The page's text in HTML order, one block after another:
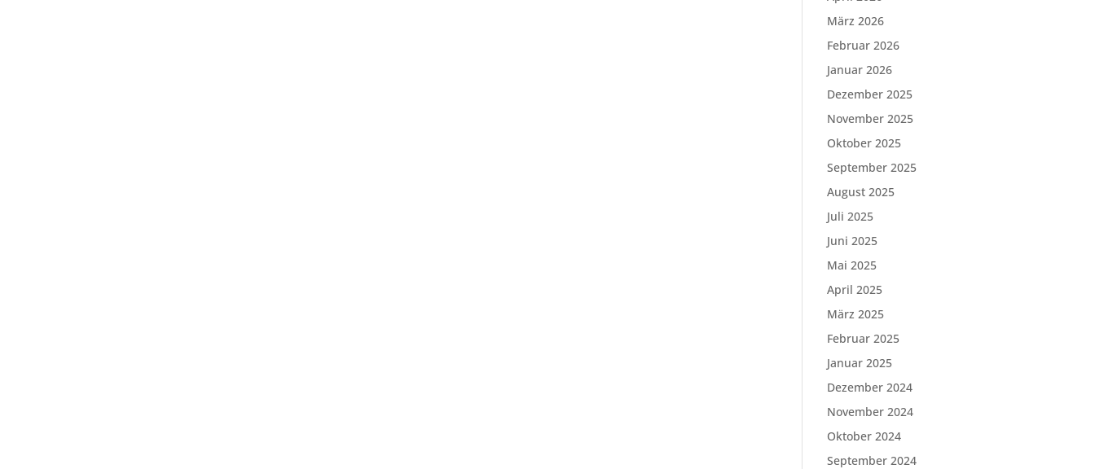
März 2026
Februar 2026
Januar 2026
Dezember 2025
November 2025
Oktober 2025
September 2025
August 2025
Juli 2025
Juni 2025
Mai 2025
April 2025
März 2025
Februar 2025
Januar 2025
Dezember 2024
November 2024
Oktober 2024
September 2024